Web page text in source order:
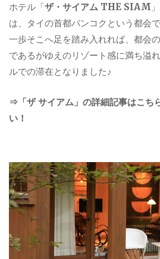
ホテル「ザ・サイアム THE SIAM
は、タイの首都バンコクという都会で
一歩そこへ足を踏み入れれば、都会
であるがゆえのリゾート感に満ち溢
ルでの滞在となりました♪
⇒「ザ サイアム」の詳細記事はこち
い！